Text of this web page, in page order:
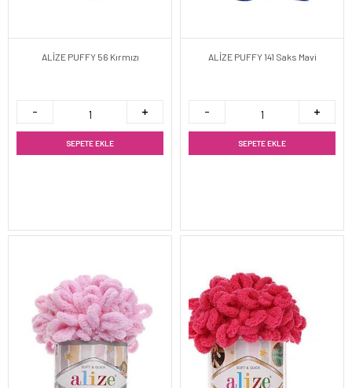
ALİZE PUFFY 56 Kırmızı
SEPETE EKLE
ALİZE PUFFY 141 Saks Mavi
SEPETE EKLE